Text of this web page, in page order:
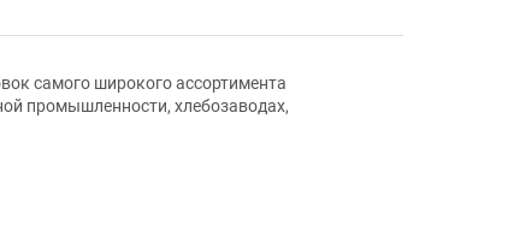
самого широкого ассортимента
промышленности, хлебозаводах,